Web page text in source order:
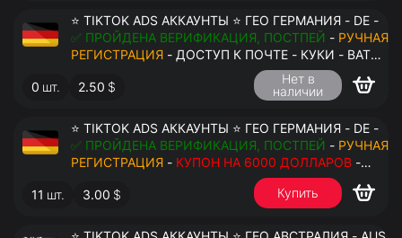
⭐ TIKTOK ADS АККАУНТЫ ⭐ ГЕО ГЕРМАНИЯ - DE -
✅ ПРОЙДЕНА ВЕРИФИКАЦИЯ, ПОСТПЕЙ - РУЧНАЯ
РЕГИСТРАЦИЯ - ДОСТУП К ПОЧТЕ - КУКИ - ВАТ
ЗАПОЛНЕН - ПЕРЕДАЧА В АНТИДЕТЕКТ
0 шт. 2.50 $
Нет в
наличии
⭐ TIKTOK ADS АККАУНТЫ ⭐ ГЕО ГЕРМАНИЯ - DE -
✅ ПРОЙДЕНА ВЕРИФИКАЦИЯ, ПОСТПЕЙ - РУЧНАЯ
РЕГИСТРАЦИЯ - КУПОН НА 6000 ДОЛЛАРОВ -
ДОСТУП К ПОЧТЕ - КУКИ - ВАТ ЗАПОЛНЕН -
ПЕРЕДАЧА В АНТИДЕТЕКТ
11 шт. 3.00 $ Купить